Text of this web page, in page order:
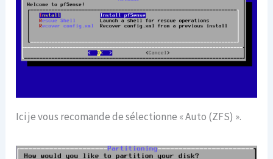
Ici je vous recomande de sélectionne « Auto (ZFS) ».